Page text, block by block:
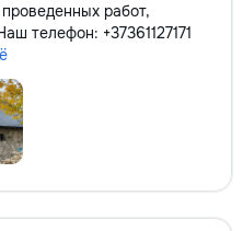
работ,
телефон: +37361127171